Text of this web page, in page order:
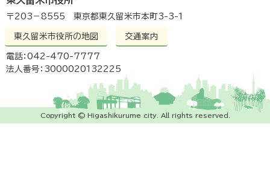
〒203－8555 東京都東久留米市本町3-3-1
東久留米市役所の地図 交通案内
電話：042-470-7777
法人番号：3000020132225
Copyright © Higashikurume city. All rights reserved.